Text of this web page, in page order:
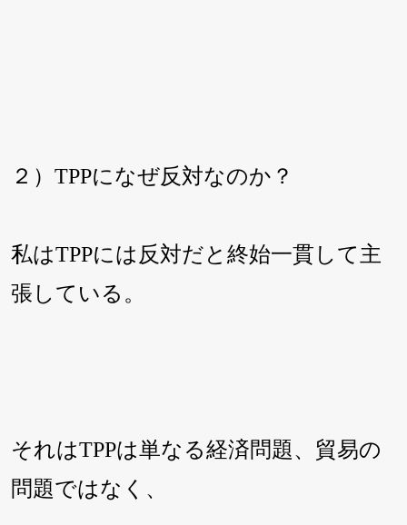
２）TPPになぜ反対なのか？
私はTPPには反対だと終始一貫して主
張している。
それはTPPは単なる経済問題、貿易の
問題ではなく、